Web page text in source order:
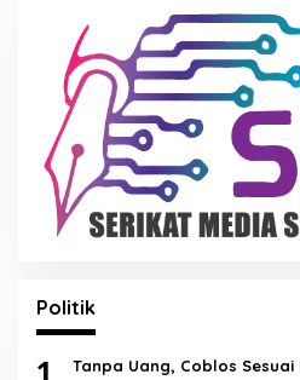
Politik
1 Tanpa Uang, Coblos Sesuai